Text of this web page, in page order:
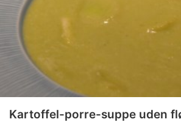
Kartoffel-porre-suppe uden